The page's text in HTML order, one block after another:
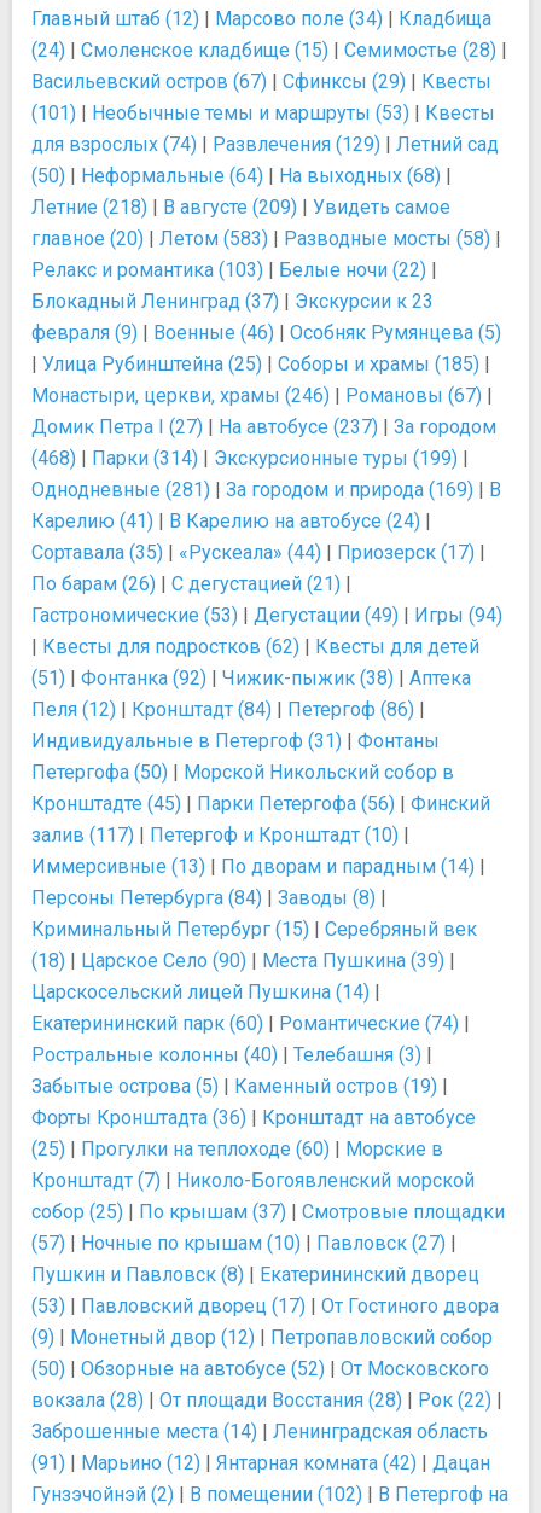
Главный штаб (12) | Марсово поле (34) | Кладбища
(24) | Смоленское кладбище (15) | Семимостье (28) |
Васильевский остров (67) | Сфинксы (29) | Квесты
(101) | Необычные темы и маршруты (53) | Квесты
для взрослых (74) | Развлечения (129) | Летний сад
(50) | Неформальные (64) | На выходных (68) |
Летние (218) | В августе (209) | Увидеть самое
главное (20) | Летом (583) | Разводные мосты (58) |
Релакс и романтика (103) | Белые ночи (22) |
Блокадный Ленинград (37) | Экскурсии к 23
февраля (9) | Военные (46) | Особняк Румянцева (5)
| Улица Рубинштейна (25) | Соборы и храмы (185) |
Монастыри, церкви, храмы (246) | Романовы (67) |
Домик Петра I (27) | На автобусе (237) | За городом
(468) | Парки (314) | Экскурсионные туры (199) |
Однодневные (281) | За городом и природа (169) | В
Карелию (41) | В Карелию на автобусе (24) |
Сортавала (35) | «Рускеала» (44) | Приозерск (17) |
По барам (26) | С дегустацией (21) |
Гастрономические (53) | Дегустации (49) | Игры (94)
| Квесты для подростков (62) | Квесты для детей
(51) | Фонтанка (92) | Чижик-пыжик (38) | Аптека
Пеля (12) | Кронштадт (84) | Петергоф (86) |
Индивидуальные в Петергоф (31) | Фонтаны
Петергофа (50) | Морской Никольский собор в
Кронштадте (45) | Парки Петергофа (56) | Финский
залив (117) | Петергоф и Кронштадт (10) |
Иммерсивные (13) | По дворам и парадным (14) |
Персоны Петербурга (84) | Заводы (8) |
Криминальный Петербург (15) | Серебряный век
(18) | Царское Село (90) | Места Пушкина (39) |
Царскосельский лицей Пушкина (14) |
Екатерининский парк (60) | Романтические (74) |
Ростральные колонны (40) | Телебашня (3) |
Забытые острова (5) | Каменный остров (19) |
Форты Кронштадта (36) | Кронштадт на автобусе
(25) | Прогулки на теплоходе (60) | Морские в
Кронштадт (7) | Николо-Богоявленский морской
собор (25) | По крышам (37) | Смотровые площадки
(57) | Ночные по крышам (10) | Павловск (27) |
Пушкин и Павловск (8) | Екатерининский дворец
(53) | Павловский дворец (17) | От Гостиного двора
(9) | Монетный двор (12) | Петропавловский собор
(50) | Обзорные на автобусе (52) | От Московского
вокзала (28) | От площади Восстания (28) | Рок (22) |
Заброшенные места (14) | Ленинградская область
(91) | Марьино (12) | Янтарная комната (42) | Дацан
Гунзэчойнэй (2) | В помещении (102) | В Петергоф на